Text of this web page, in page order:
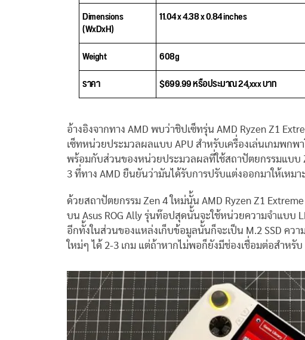
Dimensions
(WxDxH)
11.04 x 4.38 x 0.84 inches
Weight
608g
ราคา
$699.99 หรือประมาณ 24,xxx บาท
อ้างอิงจากทาง AMD พบว่าชิปเซ็ทรุ่น AMD Ryzen Z1
เซ็ทหน่วยประมวลผลแบบ APU สำหรับเครื่องเล่นเกมพกพ
พร้อมกับส่วนของหน่วยประมวลผลที่ใช้สถาปัตยกรรมแบบ
3 ที่ทาง AMD ยืนยันว่ามันได้รับการปรับแต่งออกมาให้เหม
ด้วยสถาปัตยกรรม Zen 4 ใหม่นั้น AMD Ryzen Z1
บน Asus ROG Ally รุ่นท๊อปสุดนั้นจะใช้หน่วยความจำแบบ
อีกทั้งในส่วนของแหล่งเก็บข้อมูลนั้นก็จะเป็น M.2 SSD ควา
ใหม่ๆ ได้ 2-3 เกม แต่ถ้าหากไม่พอก็ยังมีช่องเชื่อมต่อสำหรั